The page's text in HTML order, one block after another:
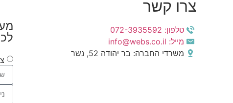
צרו קשר
טלפון: 072-3935592
מייל: info@webs.co.il
משרדי החברה: בר יהודה 52, נשר